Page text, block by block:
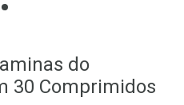
do
30 Comprimidos